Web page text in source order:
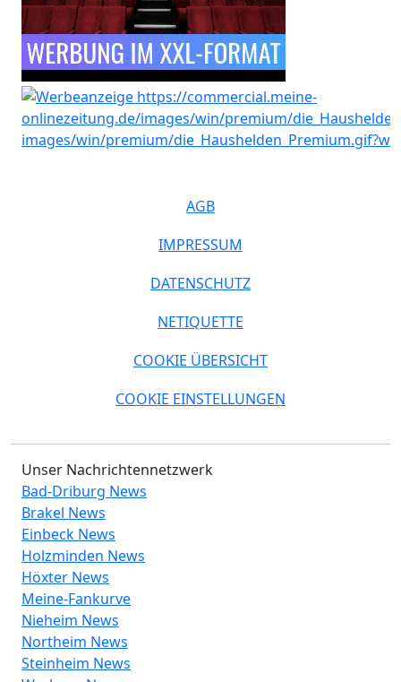
AGB
IMPRESSUM
DATENSCHUTZ
NETIQUETTE
COOKIE ÜBERSICHT
COOKIE EINSTELLUNGEN
Unser Nachrichtennetzwerk
Bad-Driburg News
Brakel News
Einbeck News
Holzminden News
Höxter News
Meine-Fankurve
Nieheim News
Northeim News
Steinheim News